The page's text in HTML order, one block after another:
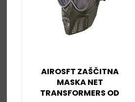
AIROSFT ZAŠČITNA
MASKA NET
TRANSFORMERS OD